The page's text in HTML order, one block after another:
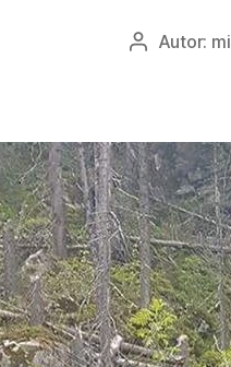
AutorAutor: